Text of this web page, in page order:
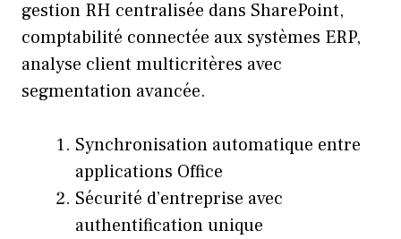
gestion RH centralisée dans SharePoint,
comptabilité connectée aux systèmes ERP,
analyse client multicritères avec
segmentation avancée.
Synchronisation automatique entre
applications Office
Sécurité d’entreprise avec
authentification unique